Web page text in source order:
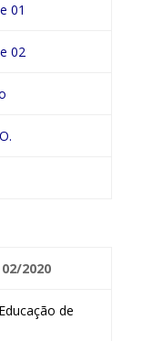
01
02
02/2020
de